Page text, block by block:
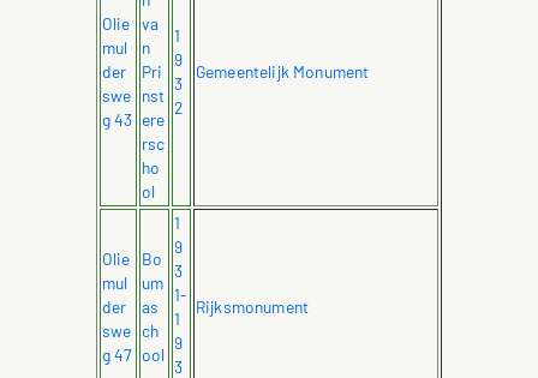
Olie
mul
der
swe
g 43
va
n
Pri
nst
ere
rsc
ho
ol
1
9
3
2
Gemeentelijk Monument
Olie
mul
der
swe
g 47
Bo
um
as
ch
ool
1
9
3
1-
1
9
3
Rijksmonument